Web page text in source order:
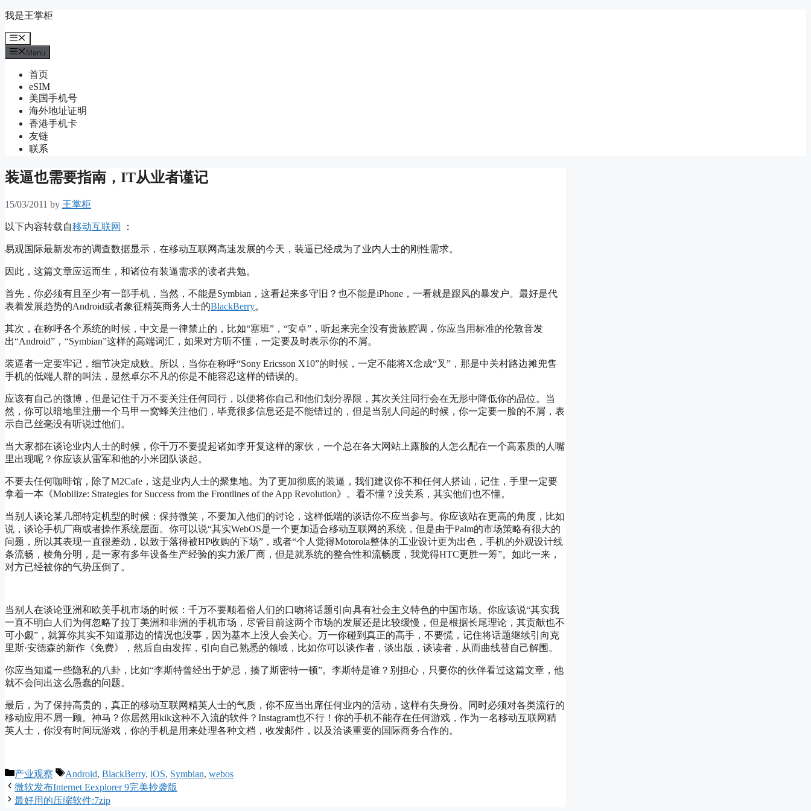
Skip
content
我是王掌柜
Menu
Menu
首页
eSIM
美国手机号
海外地址证明
香港手机卡
友链
联系
装逼也需要指南，IT从业者谨记
15/03/2011 by 王掌柜
以下内容转载自移动互联网 ：
易观国际最新发布的调查数据显示，在移动互联网高速发展的今天，装逼已经成为了业内人士的刚性需求。
因此，这篇文章应运而生，和诸位有装逼需求的读者共勉。
首先，你必须有且至少有一部手机，当然，不能是Symbian，这看起来多守旧？也不能是iPhone，一看就是跟风的暴发户。最好是代
表着发展趋势的Android或者象征精英商务人士的BlackBerry。
其次，在称呼各个系统的时候，中文是一律禁止的，比如“塞班”，“安卓”，听起来完全没有贵族腔调，你应当用标准的伦敦音发
出“Android”，“Symbian”这样的高端词汇，如果对方听不懂，一定要及时表示你的不屑。
装逼者一定要牢记，细节决定成败。所以，当你在称呼“Sony Ericsson X10”的时候，一定不能将X念成“叉”，那是中关村路边摊兜售
手机的低端人群的叫法，显然卓尔不凡的你是不能容忍这样的错误的。
应该有自己的微博，但是记住千万不要关注任何同行，以便将你自己和他们划分界限，其次关注同行会在无形中降低你的品位。当
然，你可以暗地里注册一个马甲一窝蜂关注他们，毕竟很多信息还是不能错过的，但是当别人问起的时候，你一定要一脸的不屑，表
示自己丝毫没有听说过他们。
当大家都在谈论业内人士的时候，你千万不要提起诸如李开复这样的家伙，一个总在各大网站上露脸的人怎么配在一个高素质的人嘴
里出现呢？你应该从雷军和他的小米团队谈起。
不要去任何咖啡馆，除了M2Cafe，这是业内人士的聚集地。为了更加彻底的装逼，我们建议你不和任何人搭讪，记住，手里一定要
拿着一本《Mobilize: Strategies for Success from the Frontlines of the App Revolution》。看不懂？没关系，其实他们也不懂。
当别人谈论某几部特定机型的时候：保持微笑，不要加入他们的讨论，这样低端的谈话你不应当参与。你应该站在更高的角度，比如
说，谈论手机厂商或者操作系统层面。你可以说“其实WebOS是一个更加适合移动互联网的系统，但是由于Palm的市场策略有很大的
问题，所以其表现一直很差劲，以致于落得被HP收购的下场”，或者“个人觉得Motorola整体的工业设计更为出色，手机的外观设计线
条流畅，棱角分明，是一家有多年设备生产经验的实力派厂商，但是就系统的整合性和流畅度，我觉得HTC更胜一筹”。如此一来，
对方已经被你的气势压倒了。
当别人在谈论亚洲和欧美手机市场的时候：千万不要顺着俗人们的口吻将话题引向具有社会主义特色的中国市场。你应该说“其实我
一直不明白人们为何忽略了拉丁美洲和非洲的手机市场，尽管目前这两个市场的发展还是比较缓慢，但是根据长尾理论，其贡献也不
可小觑”，就算你其实不知道那边的情况也没事，因为基本上没人会关心。万一你碰到真正的高手，不要慌，记住将话题继续引向克
里斯·安德森的新作《免费》，然后自由发挥，引向自己熟悉的领域，比如你可以谈作者，谈出版，谈读者，从而曲线替自己解围。
你应当知道一些隐私的八卦，比如“李斯特曾经出于妒忌，揍了斯密特一顿”。李斯特是谁？别担心，只要你的伙伴看过这篇文章，他
就不会问出这么愚蠢的问题。
最后，为了保持高贵的，真正的移动互联网精英人士的气质，你不应当出席任何业内的活动，这样有失身份。同时必须对各类流行的
移动应用不屑一顾。神马？你居然用kik这种不入流的软件？Instagram也不行！你的手机不能存在任何游戏，作为一名移动互联网精
英人士，你没有时间玩游戏，你的手机是用来处理各种文档，收发邮件，以及洽谈重要的国际商务合作的。
Categories
产业观察 Tags
Android, BlackBerry, iOS, Symbian, webos
微软发布Internet Eexplorer 9完美抄袭版
最好用的压缩软件:7zip